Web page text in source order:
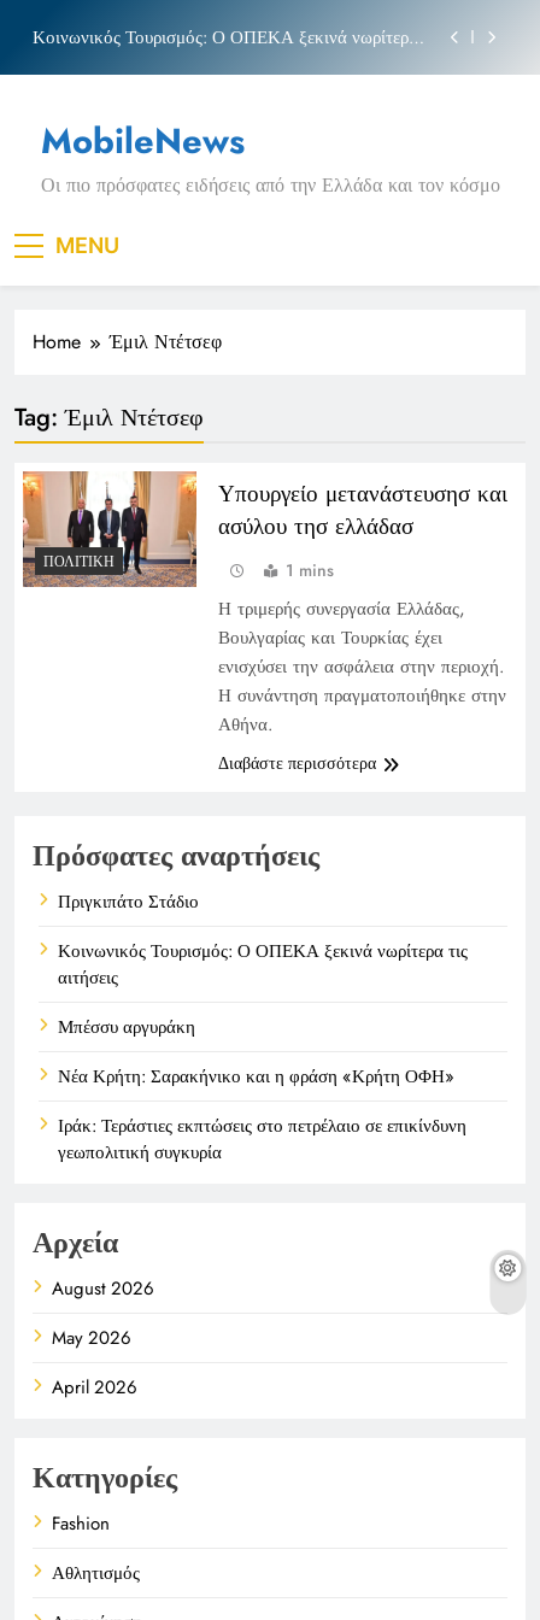
content
Κοινωνικός Τουρισμός: Ο ΟΠΕΚΑ ξεκινά νωρίτερα
Νέα Κρήτη: Σαρακήνικο και η φράση «Κρήτη
ΟΦΗ»
Πριγκιπάτο Στάδιο
Κοινωνικός Τουρισμός: Ο ΟΠΕΚΑ ξεκινά νωρίτερα
τις αιτήσεις
Μπέσσυ αργυράκη
Νέα Κρήτη: Σαρακήνικο και η φράση «Κρήτη
MobileNews
Οι πιο πρόσφατες ειδήσεις από την Ελλάδα και τον κόσμο
MENU
Home Έμιλ Ντέτσεφ
Tag:Έμιλ Ντέτσεφ
ΠΟΛΙΤΙΚΉ
Υπουργείο μετανάστευσησ και
ασύλου τησ ελλάδασ
1 mins
Η τριμερής συνεργασία Ελλάδας,
Βουλγαρίας και Τουρκίας έχει
ενισχύσει την ασφάλεια στην περιοχή.
Η συνάντηση πραγματοποιήθηκε στην
Αθήνα.
Διαβάστε περισσότερα
Πρόσφατες αναρτήσεις
Πριγκιπάτο Στάδιο
Κοινωνικός Τουρισμός: Ο ΟΠΕΚΑ ξεκινά νωρίτερα τις
αιτήσεις
Μπέσσυ αργυράκη
Νέα Κρήτη: Σαρακήνικο και η φράση «Κρήτη ΟΦΗ»
Ιράκ: Τεράστιες εκπτώσεις στο πετρέλαιο σε επικίνδυνη
γεωπολιτική συγκυρία
Αρχεία
August 2026
May 2026
April 2026
Κατηγορίες
Fashion
Αθλητισμός